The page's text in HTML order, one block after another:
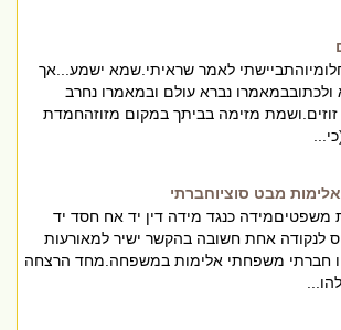
לאמר שראיתי.שמא ישמע...אך
ולכתובבמאמרו נברא עולם ובמאמרו נחרב
מזימה בביתך במקום מזוזהחמדת
מבט סוציוחברתי
כנגד מידה דין יד אח חסד יד
לנקודה אחת חשובה בהקשר ישיר למאורעות
חברתי משפחתי אלימות במשפחה.מחד הרצחה